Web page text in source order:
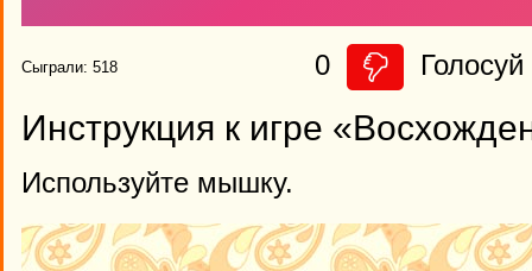
Сыграли: 518 0 Голосуй
Инструкция к игре
Используйте мышку.